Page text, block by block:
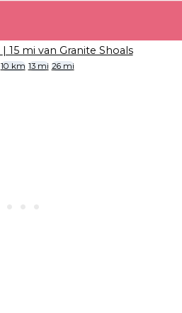
| 15 mi van Granite Shoals
10 km 13 mi 26 mi